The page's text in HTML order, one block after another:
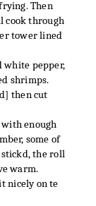
Then
cook through
tower lined
white pepper,
shrimps.
then cut
enough
some of
the roll
warm.
nicely on te